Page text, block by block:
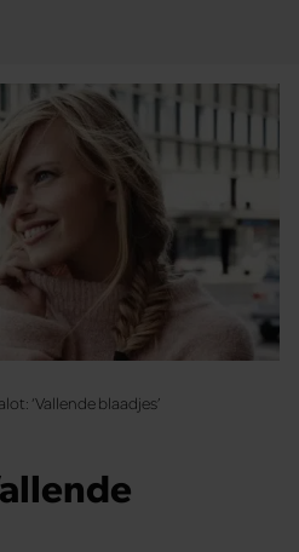
‘Vallende blaadjes’